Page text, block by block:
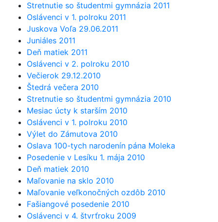
Stretnutie so študentmi gymnázia 2011
Oslávenci v 1. polroku 2011
Juskova Voľa 29.06.2011
Juniáles 2011
Deň matiek 2011
Oslávenci v 2. polroku 2010
Večierok 29.12.2010
Štedrá večera 2010
Stretnutie so študentmi gymnázia 2010
Mesiac úcty k starším 2010
Oslávenci v 1. polroku 2010
Výlet do Zámutova 2010
Oslava 100-tych narodenín pána Moleka
Posedenie v Lesíku 1. mája 2010
Deň matiek 2010
Maľovanie na sklo 2010
Maľovanie veľkonočných ozdôb 2010
Fašiangové posedenie 2010
Oslávenci v 4. štvrťroku 2009